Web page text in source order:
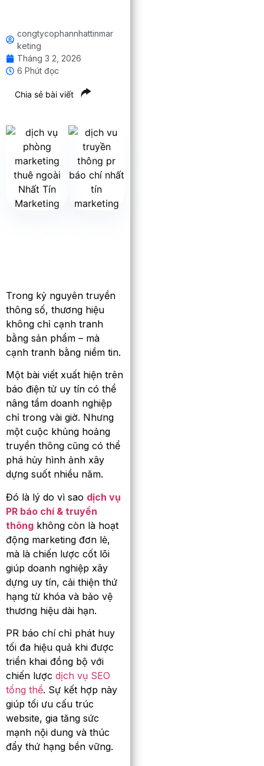
congtycophannhattinmar
keting
Tháng 3 2, 2026
6 Phút đọc
Chia sẻ bài viết
Trong kỷ nguyên truyền
thông số, thương hiệu
không chỉ cạnh tranh
bằng sản phẩm – mà
cạnh tranh bằng niềm tin.
Một bài viết xuất hiện trên
báo điện tử uy tín có thể
nâng tầm doanh nghiệp
chỉ trong vài giờ. Nhưng
một cuộc khủng hoảng
truyền thông cũng có thể
phá hủy hình ảnh xây
dựng suốt nhiều năm.
Đó là lý do vì sao dịch vụ
PR báo chí & truyền
thông không còn là hoạt
động marketing đơn lẻ,
mà là chiến lược cốt lõi
giúp doanh nghiệp xây
dựng uy tín, cải thiện thứ
hạng từ khóa và bảo vệ
thương hiệu dài hạn.
PR báo chí chỉ phát huy
tối đa hiệu quả khi được
triển khai đồng bộ với
chiến lược dịch vụ SEO
tổng thể. Sự kết hợp này
giúp tối ưu cấu trúc
website, gia tăng sức
mạnh nội dung và thúc
đẩy thứ hạng bền vững.